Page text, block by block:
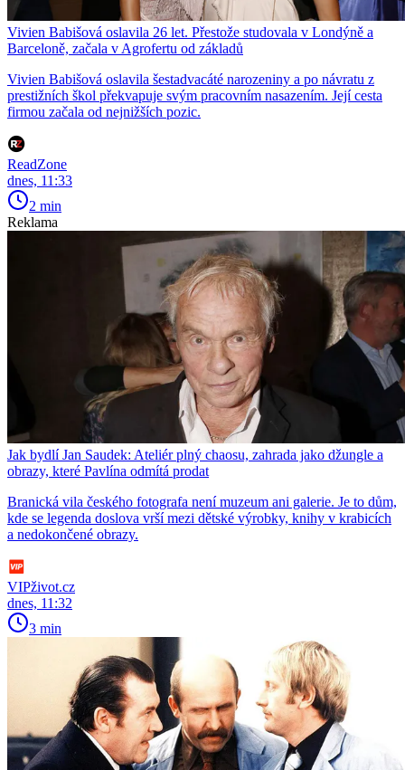
Vivien Babišová oslavila 26 let. Přestože studovala v Londýně a
Barceloně, začala v Agrofertu od základů
Vivien Babišová oslavila šestadvacáté narozeniny a po návratu z
prestižních škol překvapuje svým pracovním nasazením. Její cesta
firmou začala od nejnižších pozic.
ReadZone
dnes, 11:33
2 min
Reklama
Jak bydlí Jan Saudek: Ateliér plný chaosu, zahrada jako džungle a
obrazy, které Pavlína odmítá prodat
Branická vila českého fotografa není muzeum ani galerie. Je to dům,
kde se legenda doslova vrší mezi dětské výrobky, knihy v krabicích
a nedokončené obrazy.
VIPživot.cz
dnes, 11:32
3 min